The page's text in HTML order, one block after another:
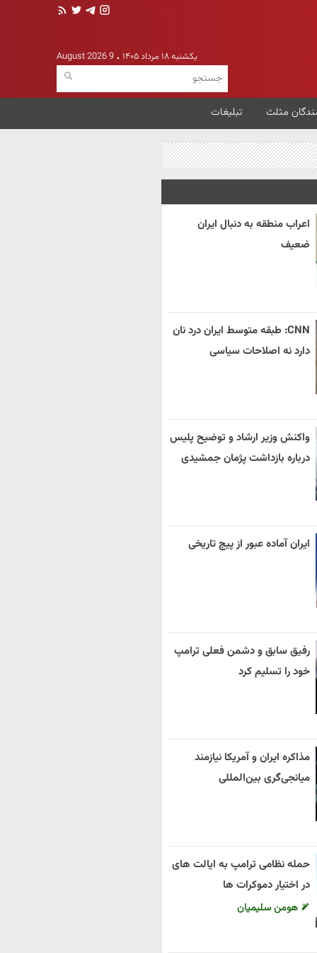
یکشنبه ۱۸ مرداد ۱۴۰۵ 9 August 2026
مثلث تبلیغات
اعراب منطقه به دنبال ایران
ضعیف
CNN: طبقه متوسط ایران درد نان
دارد نه اصلاحات سیاسی
واکنش وزیر ارشاد و توضیح پلیس
درباره بازداشت پژمان جمشیدی
ایران آماده عبور از پیچ تاریخی
رفیق سابق و دشمن فعلی ترامپ
خود را تسلیم کرد
مذاکره ایران و آمریکا نیازمند
میانجی‌گری بین‌المللی
حمله نظامی ترامپ به ایالت های
در اختیار دموکرات ها
هومن سلیمیان